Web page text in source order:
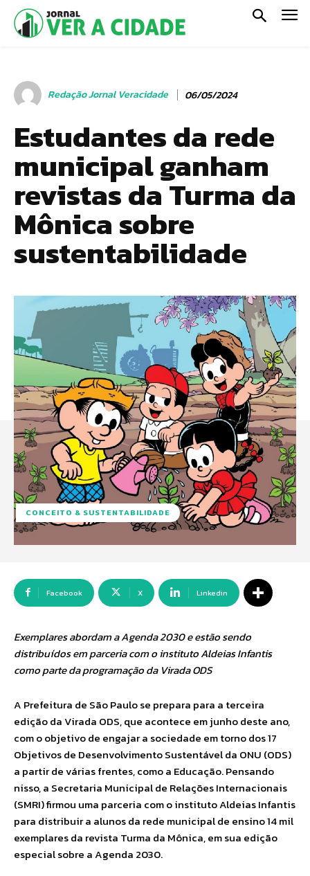
Redação Jornal Veracidade 06/05/2024
Estudantes da rede
municipal ganham
revistas da Turma da
Mônica sobre
sustentabilidade
CONCEITO & SUSTENTABILIDADE
Facebook X Linkedin
Exemplares abordam a Agenda 2030 e estão sendo
distribuídos em parceria com o instituto Aldeias Infantis
como parte da programação da Virada ODS
A Prefeitura de São Paulo se prepara para a terceira
edição da Virada ODS, que acontece em junho deste ano,
com o objetivo de engajar a sociedade em torno dos 17
Objetivos de Desenvolvimento Sustentável da ONU (ODS)
a partir de várias frentes, como a Educação. Pensando
nisso, a Secretaria Municipal de Relações Internacionais
(SMRI) firmou uma parceria com o instituto Aldeias Infantis
para distribuir a alunos da rede municipal de ensino 14 mil
exemplares da revista Turma da Mônica, em sua edição
especial sobre a Agenda 2030.